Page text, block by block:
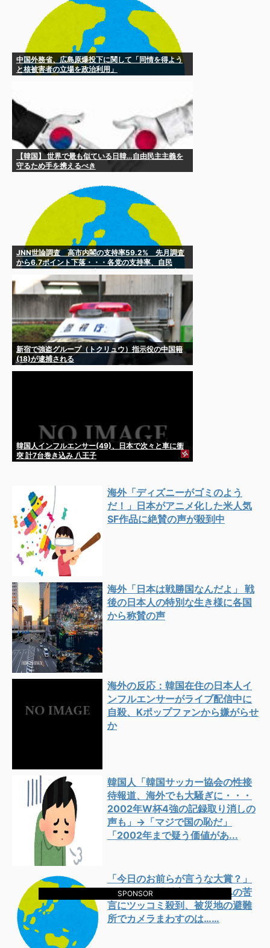
SPONSOR
中国外務省、広島原爆投下に関して「同情を得よう
と核被害者の立場を政治利用」
【韓国】 世界で最も似ている日韓…自由民主主義を
守るため手を携えるべき
JNN世論調査 高市内閣の支持率59.2% 先月調査
から6.7ポイント下落・・・各党の支持率、自民
2.4%、共産2.3%、中道1.9%、公明1.4%、みらい
1.4% [8/5]
新宿で強盗グループ（トクリュウ）指示役の中国籍
(18)が逮捕される
韓国人インフルエンサー(49)、日本で次々と車に衝
突 計7台巻き込み 八王子
海外「ディズニーがゴミのよう
だ！」日本がアニメ化した米人気
SF作品に絶賛の声が殺到中
海外「日本は戦勝国なんだよ」 戦
後の日本人の特別な生き様に各国
から称賛の声
海外の反応：韓国在住の日本人イ
ンフルエンサーがライブ配信中に
自殺、Kポップファンから嫌がらせ
か
韓国人「韓国サッカー協会の性接
待報道、海外でも大騒ぎに・・・
2002年W杯4強の記録取り消しの
声も」→「マジで国の恥だ」
「2002年まで疑う価値があ...
「今日のお前らが言うな大賞？」
とメディア関係者の一般人への苦
言にツッコミ殺到、被災地の避難
所でカメラまわすのは……